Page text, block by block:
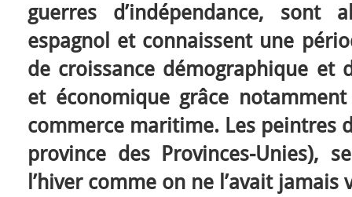
guerres d’indépendance, sont
espagnol et connaissent une
de croissance démographique et
et économique grâce
commerce maritime. Les peintres
province des Provinces-Unies),
l’hiver comme on ne l’avait